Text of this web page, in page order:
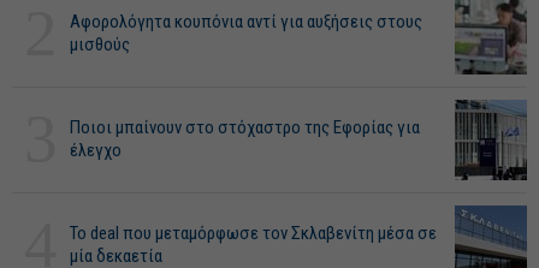
Αφορολόγητα κουπόνια αντί για αυξήσεις στους
μισθούς
Ποιοι μπαίνουν στο στόχαστρο της Εφορίας για
έλεγχο
Το deal που μεταμόρφωσε τον Σκλαβενίτη μέσα σε
μία δεκαετία